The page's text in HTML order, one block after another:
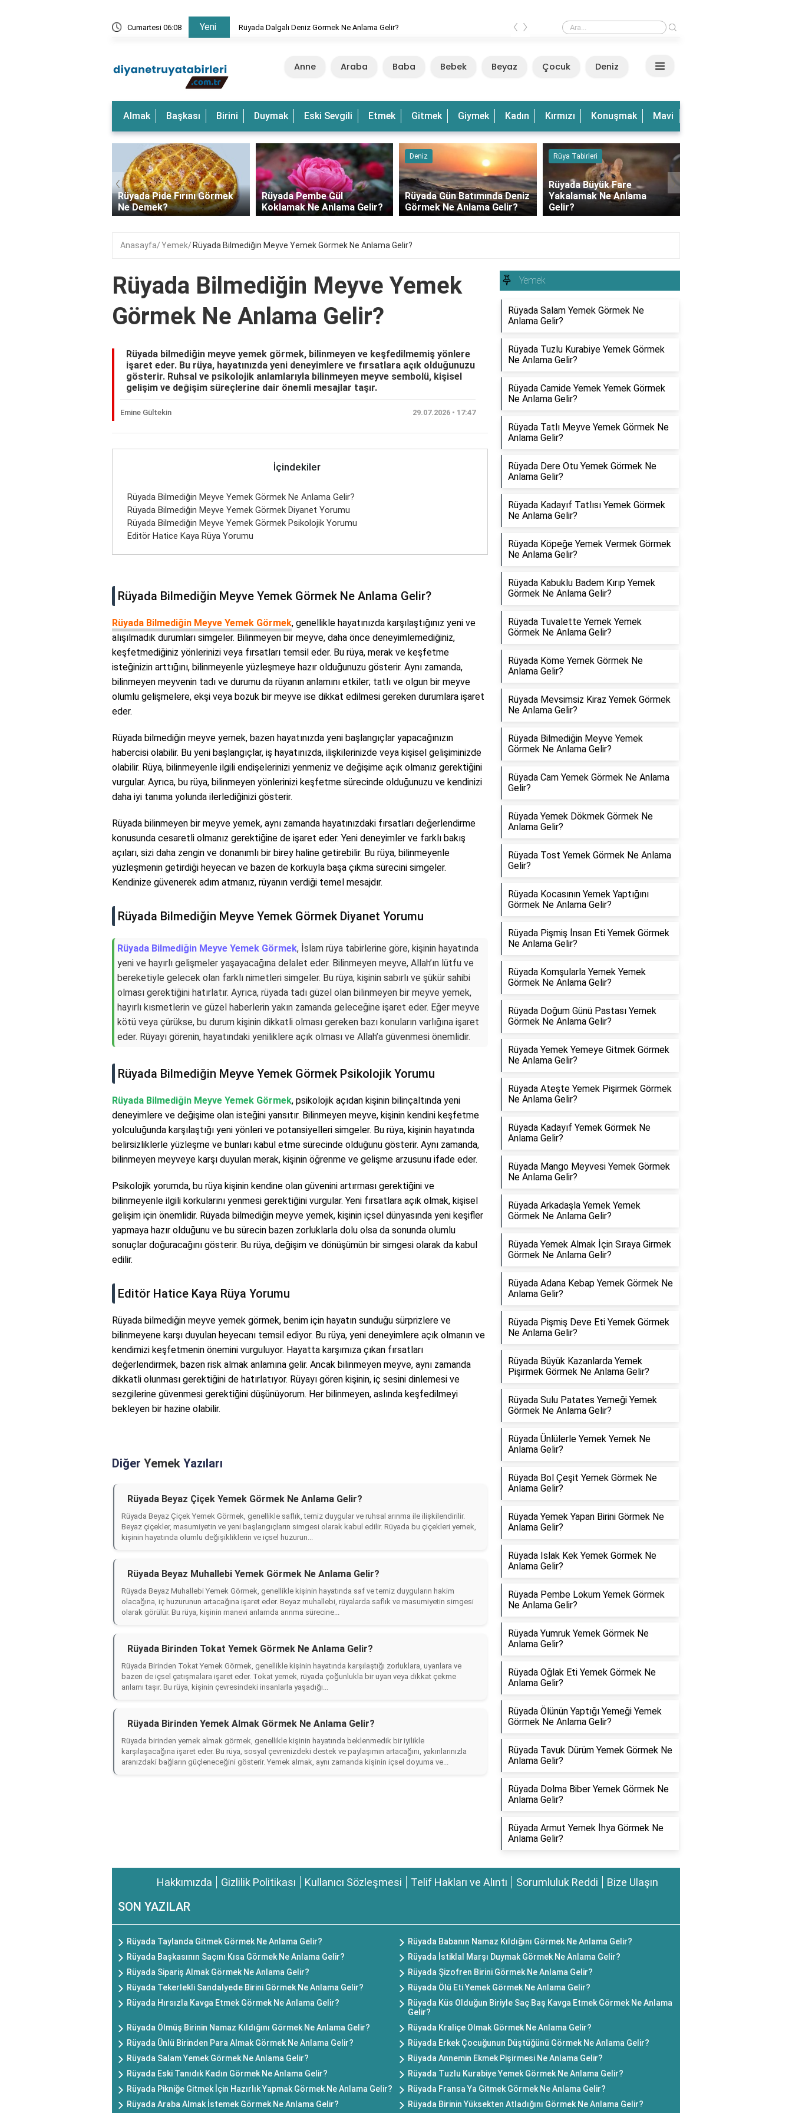
Cumartesi 06:08 Yeni Rüyada Dalgalı Deniz Görmek Ne Anlama Gelir? Rüyada Dalgalı Deniz Görmek Ne Anlama Gelir?
‹ ›
Anne Araba Baba Bebek Beyaz Çocuk Deniz
Almak Başkası Birini Duymak Eski Sevgili Etmek Gitmek Giymek Kadın Kırmızı Konuşmak Mavi
Rüyada Pide Fırını Görmek
Ne Demek?
Rüyada Pembe Gül
Koklamak Ne Anlama Gelir?
Deniz
Rüyada Gün Batımında Deniz
Görmek Ne Anlama Gelir?
Rüya Tabirleri
Rüyada Büyük Fare
Yakalamak Ne Anlama
Gelir?
‹ ›
Anasayfa Yemek Rüyada Bilmediğin Meyve Yemek Görmek Ne Anlama Gelir?
Rüyada Bilmediğin Meyve Yemek
Görmek Ne Anlama Gelir?
Rüyada bilmediğin meyve yemek görmek, bilinmeyen ve keşfedilmemiş yönlere
işaret eder. Bu rüya, hayatınızda yeni deneyimlere ve fırsatlara açık olduğunuzu
gösterir. Ruhsal ve psikolojik anlamlarıyla bilinmeyen meyve sembolü, kişisel
gelişim ve değişim süreçlerine dair önemli mesajlar taşır.
Emine Gültekin 29.07.2026 • 17:47
İçindekiler
Rüyada Bilmediğin Meyve Yemek Görmek Ne Anlama Gelir?
Rüyada Bilmediğin Meyve Yemek Görmek Diyanet Yorumu
Rüyada Bilmediğin Meyve Yemek Görmek Psikolojik Yorumu
Editör Hatice Kaya Rüya Yorumu
Rüyada Bilmediğin Meyve Yemek Görmek Ne Anlama Gelir?
Rüyada Bilmediğin Meyve Yemek Görmek, genellikle hayatınızda karşılaştığınız yeni ve
alışılmadık durumları simgeler. Bilinmeyen bir meyve, daha önce deneyimlemediğiniz,
keşfetmediğiniz yönlerinizi veya fırsatları temsil eder. Bu rüya, merak ve keşfetme
isteğinizin arttığını, bilinmeyenle yüzleşmeye hazır olduğunuzu gösterir. Aynı zamanda,
bilinmeyen meyvenin tadı ve durumu da rüyanın anlamını etkiler; tatlı ve olgun bir meyve
olumlu gelişmelere, ekşi veya bozuk bir meyve ise dikkat edilmesi gereken durumlara işaret
eder.
Rüyada bilmediğin meyve yemek, bazen hayatınızda yeni başlangıçlar yapacağınızın
habercisi olabilir. Bu yeni başlangıçlar, iş hayatınızda, ilişkilerinizde veya kişisel gelişiminizde
olabilir. Rüya, bilinmeyenle ilgili endişelerinizi yenmeniz ve değişime açık olmanız gerektiğini
vurgular. Ayrıca, bu rüya, bilinmeyen yönlerinizi keşfetme sürecinde olduğunuzu ve kendinizi
daha iyi tanıma yolunda ilerlediğinizi gösterir.
Rüyada bilinmeyen bir meyve yemek, aynı zamanda hayatınızdaki fırsatları değerlendirme
konusunda cesaretli olmanız gerektiğine de işaret eder. Yeni deneyimler ve farklı bakış
açıları, sizi daha zengin ve donanımlı bir birey haline getirebilir. Bu rüya, bilinmeyenle
yüzleşmenin getirdiği heyecan ve bazen de korkuyla başa çıkma sürecini simgeler.
Kendinize güvenerek adım atmanız, rüyanın verdiği temel mesajdır.
Rüyada Bilmediğin Meyve Yemek Görmek Diyanet Yorumu
Rüyada Bilmediğin Meyve Yemek Görmek, İslam rüya tabirlerine göre, kişinin hayatında
yeni ve hayırlı gelişmeler yaşayacağına delalet eder. Bilinmeyen meyve, Allah’ın lütfu ve
bereketiyle gelecek olan farklı nimetleri simgeler. Bu rüya, kişinin sabırlı ve şükür sahibi
olması gerektiğini hatırlatır. Ayrıca, rüyada tadı güzel olan bilinmeyen bir meyve yemek,
hayırlı kısmetlerin ve güzel haberlerin yakın zamanda geleceğine işaret eder. Eğer meyve
kötü veya çürükse, bu durum kişinin dikkatli olması gereken bazı konuların varlığına işaret
eder. Rüyayı görenin, hayatındaki yeniliklere açık olması ve Allah’a güvenmesi önemlidir.
Rüyada Bilmediğin Meyve Yemek Görmek Psikolojik Yorumu
Rüyada Bilmediğin Meyve Yemek Görmek, psikolojik açıdan kişinin bilinçaltında yeni
deneyimlere ve değişime olan isteğini yansıtır. Bilinmeyen meyve, kişinin kendini keşfetme
yolculuğunda karşılaştığı yeni yönleri ve potansiyelleri simgeler. Bu rüya, kişinin hayatında
belirsizliklerle yüzleşme ve bunları kabul etme sürecinde olduğunu gösterir. Aynı zamanda,
bilinmeyen meyveye karşı duyulan merak, kişinin öğrenme ve gelişme arzusunu ifade eder.
Psikolojik yorumda, bu rüya kişinin kendine olan güvenini artırması gerektiğini ve
bilinmeyenle ilgili korkularını yenmesi gerektiğini vurgular. Yeni fırsatlara açık olmak, kişisel
gelişim için önemlidir. Rüyada bilmediğin meyve yemek, kişinin içsel dünyasında yeni keşifler
yapmaya hazır olduğunu ve bu sürecin bazen zorluklarla dolu olsa da sonunda olumlu
sonuçlar doğuracağını gösterir. Bu rüya, değişim ve dönüşümün bir simgesi olarak da kabul
edilir.
Editör Hatice Kaya Rüya Yorumu
Rüyada bilmediğin meyve yemek görmek, benim için hayatın sunduğu sürprizlere ve
bilinmeyene karşı duyulan heyecanı temsil ediyor. Bu rüya, yeni deneyimlere açık olmanın ve
kendimizi keşfetmenin önemini vurguluyor. Hayatta karşımıza çıkan fırsatları
değerlendirmek, bazen risk almak anlamına gelir. Ancak bilinmeyen meyve, aynı zamanda
dikkatli olunması gerektiğini de hatırlatıyor. Rüyayı gören kişinin, iç sesini dinlemesi ve
sezgilerine güvenmesi gerektiğini düşünüyorum. Her bilinmeyen, aslında keşfedilmeyi
bekleyen bir hazine olabilir.
Diğer Yemek Yazıları
Rüyada Beyaz Çiçek Yemek Görmek Ne Anlama Gelir?
Rüyada Beyaz Çiçek Yemek Görmek, genellikle saflık, temiz duygular ve ruhsal arınma ile ilişkilendirilir.
Beyaz çiçekler, masumiyetin ve yeni başlangıçların simgesi olarak kabul edilir. Rüyada bu çiçekleri yemek,
kişinin hayatında olumlu değişikliklerin ve içsel huzurun...
Rüyada Beyaz Muhallebi Yemek Görmek Ne Anlama Gelir?
Rüyada Beyaz Muhallebi Yemek Görmek, genellikle kişinin hayatında saf ve temiz duyguların hakim
olacağına, iç huzurunun artacağına işaret eder. Beyaz muhallebi, rüyalarda saflık ve masumiyetin simgesi
olarak görülür. Bu rüya, kişinin manevi anlamda arınma sürecine...
Rüyada Birinden Tokat Yemek Görmek Ne Anlama Gelir?
Rüyada Birinden Tokat Yemek Görmek, genellikle kişinin hayatında karşılaştığı zorluklara, uyarılara ve
bazen de içsel çatışmalara işaret eder. Tokat yemek, rüyada çoğunlukla bir uyarı veya dikkat çekme
anlamı taşır. Bu rüya, kişinin çevresindeki insanlarla yaşadığı...
Rüyada Birinden Yemek Almak Görmek Ne Anlama Gelir?
Rüyada birinden yemek almak görmek, genellikle kişinin hayatında beklenmedik bir iyilikle
karşılaşacağına işaret eder. Bu rüya, sosyal çevrenizdeki destek ve paylaşımın artacağını, yakınlarınızla
aranızdaki bağların güçleneceğini gösterir. Yemek almak, aynı zamanda kişinin içsel doyuma ve...
Yemek
Rüyada Salam Yemek Görmek Ne
Anlama Gelir?
Rüyada Tuzlu Kurabiye Yemek Görmek
Ne Anlama Gelir?
Rüyada Camide Yemek Yemek Görmek
Ne Anlama Gelir?
Rüyada Tatlı Meyve Yemek Görmek Ne
Anlama Gelir?
Rüyada Dere Otu Yemek Görmek Ne
Anlama Gelir?
Rüyada Kadayıf Tatlısı Yemek Görmek
Ne Anlama Gelir?
Rüyada Köpeğe Yemek Vermek Görmek
Ne Anlama Gelir?
Rüyada Kabuklu Badem Kırıp Yemek
Görmek Ne Anlama Gelir?
Rüyada Tuvalette Yemek Yemek
Görmek Ne Anlama Gelir?
Rüyada Köme Yemek Görmek Ne
Anlama Gelir?
Rüyada Mevsimsiz Kiraz Yemek Görmek
Ne Anlama Gelir?
Rüyada Bilmediğin Meyve Yemek
Görmek Ne Anlama Gelir?
Rüyada Cam Yemek Görmek Ne Anlama
Gelir?
Rüyada Yemek Dökmek Görmek Ne
Anlama Gelir?
Rüyada Tost Yemek Görmek Ne Anlama
Gelir?
Rüyada Kocasının Yemek Yaptığını
Görmek Ne Anlama Gelir?
Rüyada Pişmiş İnsan Eti Yemek Görmek
Ne Anlama Gelir?
Rüyada Komşularla Yemek Yemek
Görmek Ne Anlama Gelir?
Rüyada Doğum Günü Pastası Yemek
Görmek Ne Anlama Gelir?
Rüyada Yemek Yemeye Gitmek Görmek
Ne Anlama Gelir?
Rüyada Ateşte Yemek Pişirmek Görmek
Ne Anlama Gelir?
Rüyada Kadayıf Yemek Görmek Ne
Anlama Gelir?
Rüyada Mango Meyvesi Yemek Görmek
Ne Anlama Gelir?
Rüyada Arkadaşla Yemek Yemek
Görmek Ne Anlama Gelir?
Rüyada Yemek Almak İçin Sıraya Girmek
Görmek Ne Anlama Gelir?
Rüyada Adana Kebap Yemek Görmek Ne
Anlama Gelir?
Rüyada Pişmiş Deve Eti Yemek Görmek
Ne Anlama Gelir?
Rüyada Büyük Kazanlarda Yemek
Pişirmek Görmek Ne Anlama Gelir?
Rüyada Sulu Patates Yemeği Yemek
Görmek Ne Anlama Gelir?
Rüyada Ünlülerle Yemek Yemek Ne
Anlama Gelir?
Rüyada Bol Çeşit Yemek Görmek Ne
Anlama Gelir?
Rüyada Yemek Yapan Birini Görmek Ne
Anlama Gelir?
Rüyada Islak Kek Yemek Görmek Ne
Anlama Gelir?
Rüyada Pembe Lokum Yemek Görmek
Ne Anlama Gelir?
Rüyada Yumruk Yemek Görmek Ne
Anlama Gelir?
Rüyada Oğlak Eti Yemek Görmek Ne
Anlama Gelir?
Rüyada Ölünün Yaptığı Yemeği Yemek
Görmek Ne Anlama Gelir?
Rüyada Tavuk Dürüm Yemek Görmek Ne
Anlama Gelir?
Rüyada Dolma Biber Yemek Görmek Ne
Anlama Gelir?
Rüyada Armut Yemek İhya Görmek Ne
Anlama Gelir?
Hakkımızda Gizlilik Politikası Kullanıcı Sözleşmesi Telif Hakları ve Alıntı Sorumluluk Reddi Bize Ulaşın
SON YAZILAR
Rüyada Taylanda Gitmek Görmek Ne Anlama Gelir?
Rüyada Babanın Namaz Kıldığını Görmek Ne Anlama Gelir?
Rüyada Başkasının Saçını Kısa Görmek Ne Anlama Gelir?
Rüyada İstiklal Marşı Duymak Görmek Ne Anlama Gelir?
Rüyada Sipariş Almak Görmek Ne Anlama Gelir?
Rüyada Şizofren Birini Görmek Ne Anlama Gelir?
Rüyada Tekerlekli Sandalyede Birini Görmek Ne Anlama Gelir?
Rüyada Ölü Eti Yemek Görmek Ne Anlama Gelir?
Rüyada Hırsızla Kavga Etmek Görmek Ne Anlama Gelir?
Rüyada Küs Olduğun Biriyle Saç Baş Kavga Etmek Görmek Ne Anlama
Gelir?
Rüyada Ölmüş Birinin Namaz Kıldığını Görmek Ne Anlama Gelir?
Rüyada Kraliçe Olmak Görmek Ne Anlama Gelir?
Rüyada Ünlü Birinden Para Almak Görmek Ne Anlama Gelir?
Rüyada Erkek Çocuğunun Düştüğünü Görmek Ne Anlama Gelir?
Rüyada Salam Yemek Görmek Ne Anlama Gelir?
Rüyada Annemin Ekmek Pişirmesi Ne Anlama Gelir?
Rüyada Eski Tanıdık Kadın Görmek Ne Anlama Gelir?
Rüyada Tuzlu Kurabiye Yemek Görmek Ne Anlama Gelir?
Rüyada Pikniğe Gitmek İçin Hazırlık Yapmak Görmek Ne Anlama Gelir?
Rüyada Fransa Ya Gitmek Görmek Ne Anlama Gelir?
Rüyada Araba Almak İstemek Görmek Ne Anlama Gelir?
Rüyada Birinin Yüksekten Atladığını Görmek Ne Anlama Gelir?